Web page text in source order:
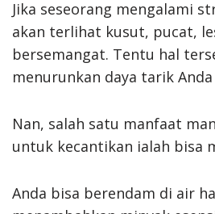
Jika seseorang mengalami
akan terlihat kusut, pucat,
bersemangat. Tentu hal
menurunkan daya tarik
Nan, salah satu manfaat
untuk kecantikan ialah bisa
Anda bisa berendam di air